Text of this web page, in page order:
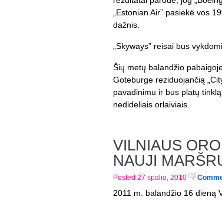
„Estonian Air” pasiekė vos
dažnis.
„Skyways” reisai bus
Šių metų balandžio
Goteburge reziduojančią
pavadinimu ir bus platų
nedideliais orlaiviais.
VILNIAUS
NAUJI
Posted 27 spalio, 2010
2011 m. balandžio 16 dieną